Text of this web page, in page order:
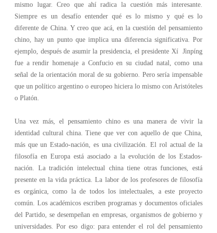
mismo lugar. Creo que ahíradica la cuestión más interesante.
Siempre es un desafío entender qué es lo mismo y qué es lo
diferente de China. Y creo que acá, en la cuestión del pensamiento
chino, hay un punto que implica una diferencia significativa. Por
ejemplo, después de asumir la presidencia, el presidente Xí Jìnpíng
fue a rendir homenaje a Confucio en su ciudad natal, como una
señal de la orientación moralde su gobierno. Perosería impensable
que un político argentino o europeo hiciera lo mismo con Aristóteles
o Platón.
Una vez más, el pensamiento chino es una manera de vivir la
identidad cultural china. Tiene que ver con aquello de que China,
más que un Estado-nación, es una civilización. El rol actual de la
filosofía en Europa está asociado a la evolución de los Estados-
nación. La tradición intelectual china tiene otras funciones, está
presente en la vida práctica. La labor de los profesores de filosofía
es orgánica, como la de todos los intelectuales, a este proyecto
común. Los académicos escriben programas y documentos oficiales
del Partido, se desempeñan en empresas, organismos de gobierno y
universidades. Por eso digo: para entender el rol del pensamiento